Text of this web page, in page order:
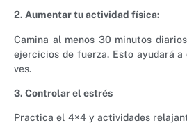
2. Aumentar tu actividad física:
Camina al menos 30 minutos
ejercicios de fuerza. Esto ayudará a
ves.
3. Controlar el estrés
Practica el 4×4 y actividades